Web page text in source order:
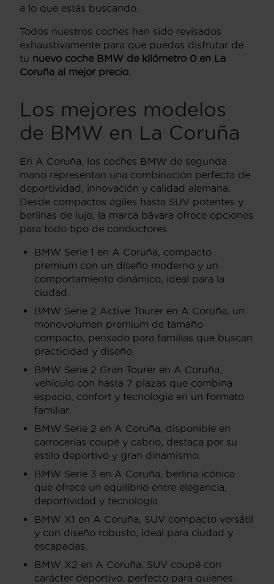
a lo que estás buscando.
Todos nuestros coches han sido revisados
exhaustivamente para que puedas disfrutar de
tu nuevo coche BMW de kilómetro 0 en La
Coruña al mejor precio.
Los mejores modelos
de BMW en La Coruña
En A Coruña, los coches BMW de segunda
mano representan una combinación perfecta de
deportividad, innovación y calidad alemana.
Desde compactos ágiles hasta SUV potentes y
berlinas de lujo, la marca bávara ofrece opciones
para todo tipo de conductores.
BMW Serie 1 en A Coruña, compacto
premium con un diseño moderno y un
comportamiento dinámico, ideal para la
ciudad.
BMW Serie 2 Active Tourer en A Coruña, un
monovolumen premium de tamaño
compacto, pensado para familias que buscan
practicidad y diseño.
BMW Serie 2 Gran Tourer en A Coruña,
vehículo con hasta 7 plazas que combina
espacio, confort y tecnología en un formato
familiar.
BMW Serie 2 en A Coruña, disponible en
carrocerías coupé y cabrio, destaca por su
estilo deportivo y gran dinamismo.
BMW Serie 3 en A Coruña, berlina icónica
que ofrece un equilibrio entre elegancia,
deportividad y tecnología.
BMW X1 en A Coruña, SUV compacto versátil
y con diseño robusto, ideal para ciudad y
escapadas.
BMW X2 en A Coruña, SUV coupé con
carácter deportivo, perfecto para quienes